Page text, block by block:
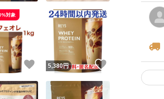
いいね！
対象
5,380円